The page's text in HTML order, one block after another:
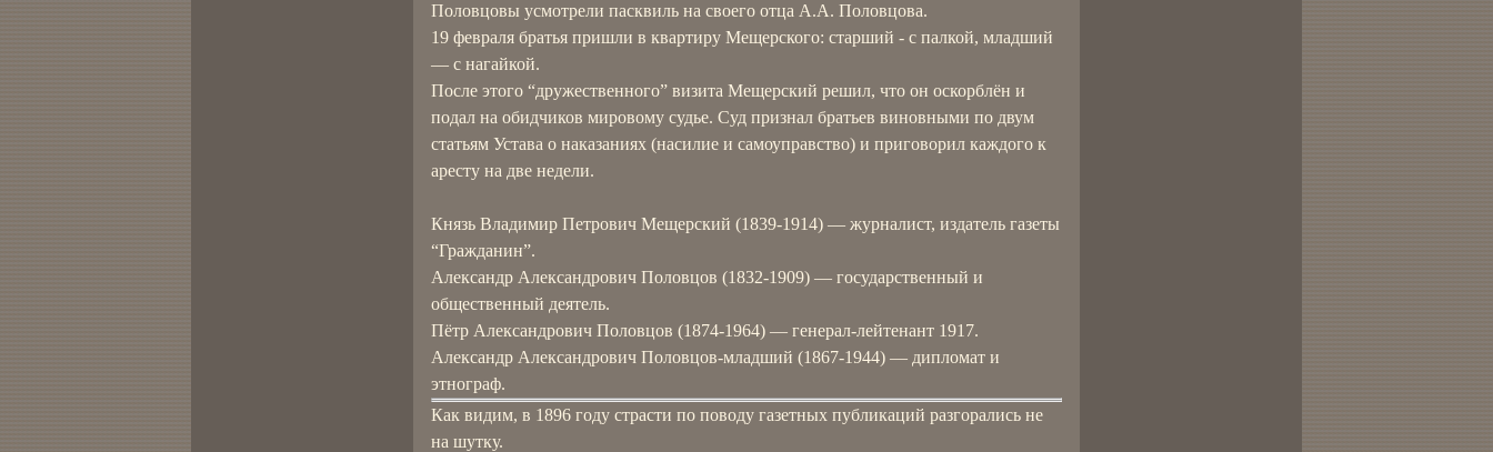
Половцовы усмотрели пасквиль на своего отца А.А. Половцова.
19 февраля братья пришли в квартиру Мещерского: старший - с палкой, младший
— с нагайкой.
После этого “дружественного” визита Мещерский решил, что он оскорблён и
подал на обидчиков мировому судье. Суд признал братьев виновными по двум
статьям Устава о наказаниях (насилие и самоуправство) и приговорил каждого к
аресту на две недели.
Князь Владимир Петрович Мещерский (1839-1914) — журналист, издатель газеты
“Гражданин”.
Александр Александрович Половцов (1832-1909) — государственный и
общественный деятель.
Пётр Александрович Половцов (1874-1964) — генерал-лейтенант 1917.
Александр Александрович Половцов-младший (1867-1944) — дипломат и
этнограф.
Как видим, в 1896 году страсти по поводу газетных публикаций разгорались не
на шутку.